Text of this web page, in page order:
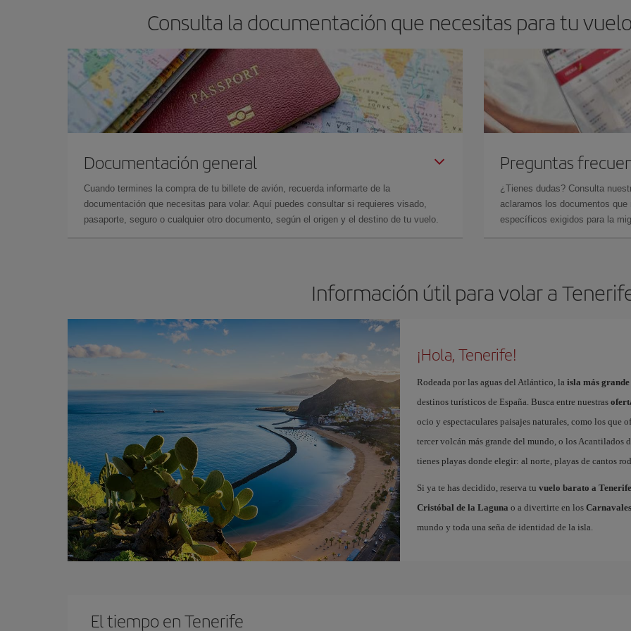
Consulta la documentación que necesitas para tu
Documentación general
Cuando termines la compra de tu billete de avión, recuerda informarte de la
documentación que necesitas para volar. Aquí puedes consultar si requieres visado,
pasaporte, seguro o cualquier otro documento, según el origen y el destino de tu vuelo.
Preguntas
¿Tienes dudas? Consulta
aclaramos los documentos
específicos exigidos para la
Información útil para volar a
¡Hola, Tenerife!
Rodeada por las aguas del Atlántico, la isla más
destinos turísticos de España. Busca entre nuestras
ocio y espectaculares paisajes naturales, como los que
tercer volcán más grande del mundo, o los Acantilados
tienes playas donde elegir: al norte, playas de cantos
Si ya te has decidido, reserva tu vuelo barato a Tenerife
Cristóbal de la Laguna o a divertirte en los
mundo y toda una seña de identidad de la isla.
El tiempo en Tenerife